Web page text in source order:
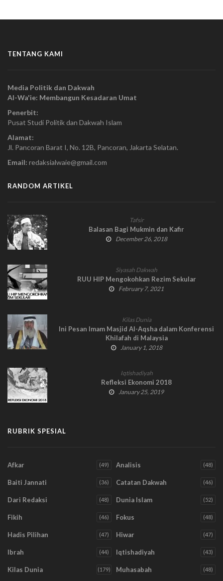
TENTANG KAMI
Media Politik dan Dakwah
Al-Wa'ie: Membangun Kesadaran Umat
Penerbit:
Pusat Studi Politik dan Dakwah Islam
Alamat:
Jl. Pancoran Barat I, No. 12B, Pancoran, Jakarta Selatan.
Email: redaksialwaie@gmail.com
RANDOM ARTIKEL
Tafsir
Balasan Bagi Mukmin dan Kafir
December 26, 2018
Siyasah Dakwah
RUU HIP Mengokohkan Rezim Sekular
February 7, 2021
Kilas Dunia
Ini Pesan Imam Masjid Al-Aqsha dalam Konferensi
Khilafah di Malaysia
January 1, 2018
Iqtishadiyah
Refleksi Ekonomi 2018
January 25, 2019
RUBRIK SPESIAL
Afkar (49) Analisis (48)
Baiti Jannati (36) Catatan Dakwah (46)
Dari Redaksi (48) Dunia Islam (52)
Fikih (46) Fokus (48)
Hadis Pilihan (47) Hiwar (47)
Ibrah (44) Iqtishadiyah (43)
Kilas Dunia (179) Muhasabah (48)